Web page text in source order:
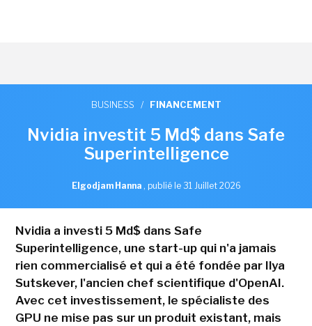
BUSINESS / FINANCEMENT
Nvidia investit 5 Md$ dans Safe
Superintelligence
Elgodjam Hanna , publié le 31 Juillet 2026
Nvidia a investi 5 Md$ dans Safe
Superintelligence, une start-up qui n'a jamais
rien commercialisé et qui a été fondée par Ilya
Sutskever, l'ancien chef scientifique d'OpenAI.
Avec cet investissement, le spécialiste des
GPU ne mise pas sur un produit existant, mais